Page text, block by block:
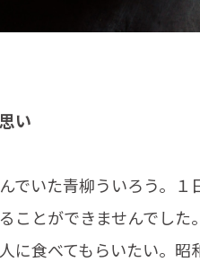
い
でいた青柳ういろう。１
ことができませんでした
に食べてもらいたい。昭